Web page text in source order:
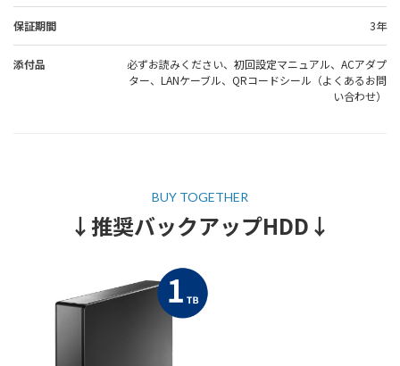
↓推奨バックアップHDD↓
保証期間 3年
添付品
必ずお読みください、初回設定マニュアル、ACアダプ
ター、LANケーブル、QRコードシール（よくあるお問
い合わせ）